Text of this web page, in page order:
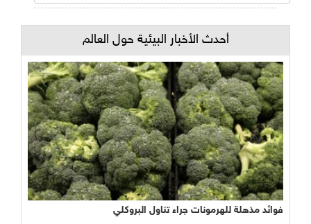
أحدث الأخبار البيئية حول العالم
فوائد مذهلة للهرمونات جراء تناول البروكلي